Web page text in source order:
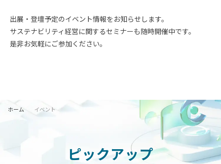
出展・登壇予定のイベント情報をお知らせします。
サステナビリティ経営に関するセミナーも随時開催中です。
是非お気軽にご参加ください。
ホーム イベント
ピックアップ